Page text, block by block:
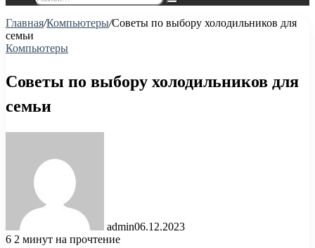
Поиск...
Главная/Компьютеры/Советы по выбору холодильников для
семьи
Компьютеры
Советы по выбору холодильников для
семьи
admin06.12.2023
6 2 минут на прочтение